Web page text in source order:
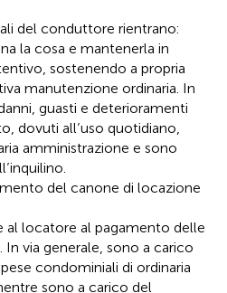
del conduttore rientrano:
la cosa e mantenerla in
sostenendo a propria
manutenzione ordinaria. In
guasti e deterioramenti
dovuti all’uso quotidiano,
amministrazione e sono
del canone di locazione
al locatore al pagamento delle
via generale, sono a carico
condominiali di ordinaria
sono a carico del